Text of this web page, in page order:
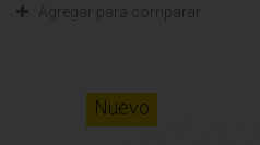
Agregar para comparar
Nuevo